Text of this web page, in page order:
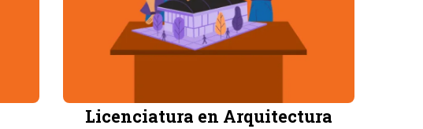
Licenciatura en Arquitectura